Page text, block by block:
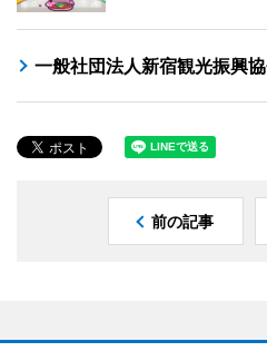
一般社団法人新宿観光振興
前の記事